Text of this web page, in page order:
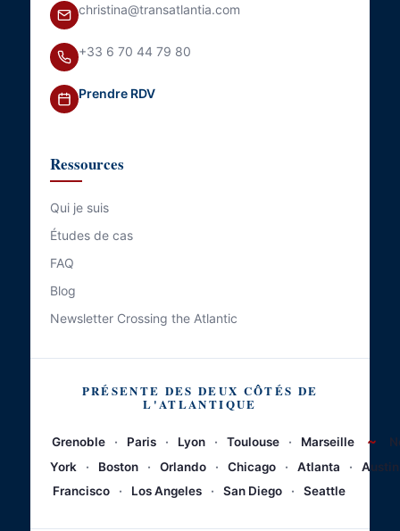
christina@transatlantia.com
+33 6 70 44 79 80
Prendre RDV
Ressources
Qui je suis
Études de cas
FAQ
Blog
Newsletter Crossing the Atlantic
PRÉSENTE DES DEUX CÔTÉS DE
L'ATLANTIQUE
Grenoble · Paris · Lyon · Toulouse · Marseille ~
York
· Boston · Orlando · Chicago · Atlanta ·
Austin
Francisco
· Los Angeles · San Diego · Seattle